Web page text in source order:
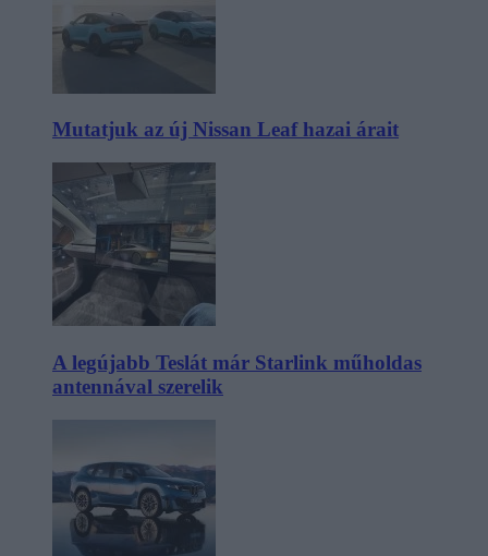
Mutatjuk az új Nissan Leaf hazai árait
A legújabb Teslát már Starlink műholdas
antennával szerelik